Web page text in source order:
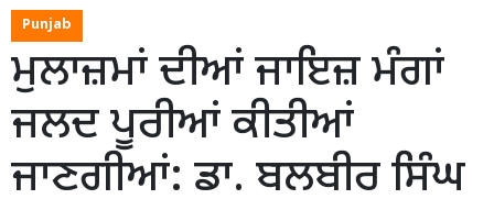
Punjab
ਮੁਲਾਜ਼ਮਾਂ ਦੀਆਂ ਜਾਇਜ਼ ਮੰਗਾਂ
ਜਲਦ ਪੂਰੀਆਂ ਕੀਤੀਆਂ
ਜਾਣਗੀਆਂ: ਡਾ. ਬਲਬੀਰ ਸਿੰਘ